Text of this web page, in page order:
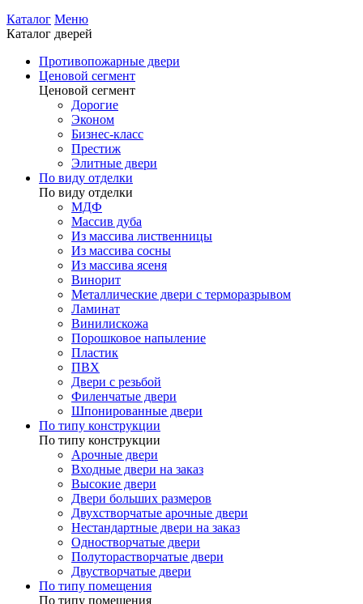
Каталог Меню
Каталог дверей
Противопожарные двери
Ценовой сегмент
Ценовой сегмент
Дорогие
Эконом
Бизнес-класс
Престиж
Элитные двери
По виду отделки
По виду отделки
МДФ
Массив дуба
Из массива лиственницы
Из массива сосны
Из массива ясеня
Винорит
Металлические двери с терморазрывом
Ламинат
Винилискожа
Порошковое напыление
Пластик
ПВХ
Двери с резьбой
Филенчатые двери
Шпонированные двери
По типу конструкции
По типу конструкции
Арочные двери
Входные двери на заказ
Высокие двери
Двери больших размеров
Двухстворчатые арочные двери
Нестандартные двери на заказ
Одностворчатые двери
Полуторастворчатые двери
Двустворчатые двери
По типу помещения
По типу помещения